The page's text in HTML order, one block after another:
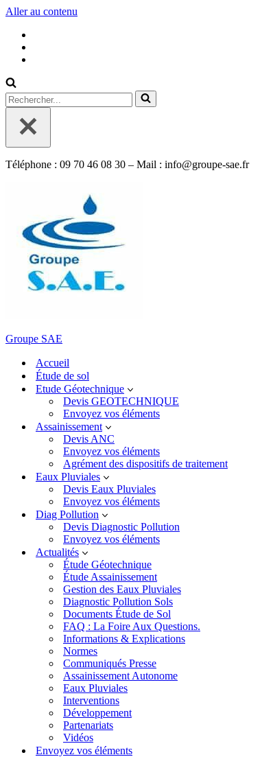
Aller au contenu
Rechercher...
Téléphone : 09 70 46 08 30 – Mail : info@groupe-sae.fr
Groupe SAE
Accueil
Étude de sol
Etude Géotechnique
Devis GEOTECHNIQUE
Envoyez vos éléments
Assainissement
Devis ANC
Envoyez vos éléments
Agrément des dispositifs de traitement
Eaux Pluviales
Devis Eaux Pluviales
Envoyez vos éléments
Diag Pollution
Devis Diagnostic Pollution
Envoyez vos éléments
Actualités
Étude Géotechnique
Étude Assainissement
Gestion des Eaux Pluviales
Diagnostic Pollution Sols
Documents Étude de Sol
FAQ : La Foire Aux Questions.
Informations & Explications
Normes
Communiqués Presse
Assainissement Autonome
Eaux Pluviales
Interventions
Développement
Partenariats
Vidéos
Envoyez vos éléments